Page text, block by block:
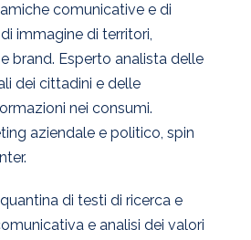
comunicative e di
immagine di territori,
brand. Esperto analista delle
dei cittadini e delle
nei consumi.
aziendale e politico, spin
di testi di ricerca e
e analisi dei valori